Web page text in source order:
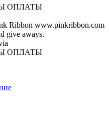
ОПЛАТЫ
Ribbon www.pinkribbon.com
give aways.
ОПЛАТЫ